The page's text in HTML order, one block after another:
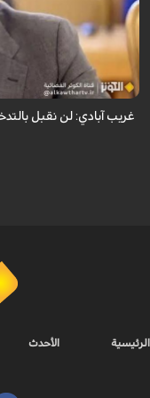
قال نائب وزير الخارجية
الأجنبي في مضيق هرمز.
غريب آبادي: لن نقبل
الرئيسية الأحدث